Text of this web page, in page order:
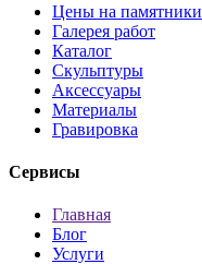
Цены на памятники
Галерея работ
Каталог
Скульптуры
Аксессуары
Материалы
Гравировка
Сервисы
Главная
Блог
Услуги